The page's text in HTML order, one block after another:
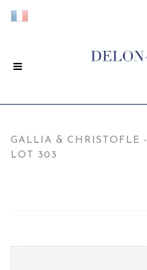
GALLIA & CHRISTOFLE -
LOT 303